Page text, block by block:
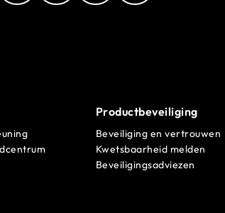
Productbeveiliging
Beveiliging en vertrouwen
Kwetsbaarheid melden
Beveiligingsadviezen